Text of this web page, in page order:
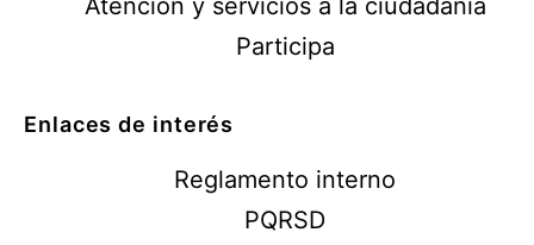
Atención y servicios a la ciudadanía
Participa
Enlaces de interés
Reglamento interno
PQRSD